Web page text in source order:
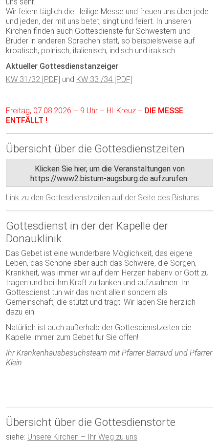
Wir feiern täglich die Heilige Messe und freuen uns über jede
und jeden, der mit uns betet, singt und feiert. In unseren
Kirchen finden auch Gottesdienste für Schwestern und
Brüder in anderen Sprachen statt, so beispielsweise auf
kroatisch, polnisch, italienisch, indisch und irakisch.
Aktueller Gottesdienstanzeiger
KW 31/32 [PDF] und KW 33 /34 [PDF]
Freitag, 07.08.2026 – 9 Uhr – Hl. Kreuz – DIE MESSE
ENTFÄLLT !
Übersicht über die Gottesdienstzeiten
Klicken Sie hier, um die Veranstaltungen von
https://www2.bistum-augsburg.de aufzurufen.
Link zu den Gottesdienstzeiten auf der Seite des Bistums
Gottesdienst in der der Kapelle der
Donauklinik
Das Gebet ist eine wunderbare Möglichkeit, das eigene
Leben, das Schöne aber auch das Schwere, die Sorgen,
Krankheit, was immer wir auf dem Herzen habenv or Gott zu
tragen und bei ihm Kraft zu tanken und aufzuatmen. Im
Gottesdienst tun wir das nicht allein sondern als
Gemeinschaft, die stützt und trägt. Wir laden Sie herzlich
dazu ein.
Natürlich ist auch außerhalb der Gottesdienstzeiten die
Kapelle immer zum Gebet für Sie offen!
Ihr Krankenhausbesuchsteam mit Pfarrer Barraud und Pfarrer
Klein
Übersicht über die Gottesdienstorte
siehe: Unsere Kirchen – Ihr Weg zu uns